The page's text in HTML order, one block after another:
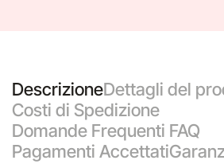
DescrizioneDettagli del
Costi di Spedizione
Domande Frequenti FAQ
Pagamenti Accettati